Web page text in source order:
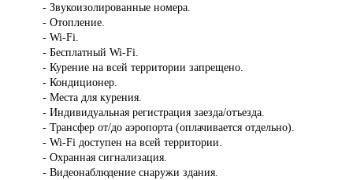
- Звукоизолированные номера.
- Отопление.
- Wi-Fi.
- Бесплатный Wi-Fi.
- Курение на всей территории запрещено.
- Кондиционер.
- Места для курения.
- Индивидуальная регистрация заезда/отъезда.
- Трансфер от/до аэропорта (оплачивается отдельно).
- Wi-Fi доступен на всей территории.
- Охранная сигнализация.
- Видеонаблюдение снаружи здания.